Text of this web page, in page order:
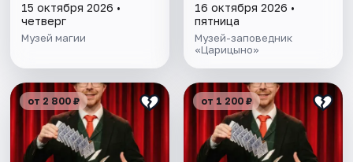
15 октября 2026 •
четверг
Музей магии
16 октября 2026 •
пятница
Музей-заповедник
«Царицыно»
от 2 800 ₽ от 1 200 ₽